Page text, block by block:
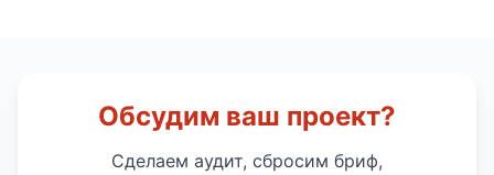
Обсудим ваш проект?
Сделаем аудит, сбросим бриф,